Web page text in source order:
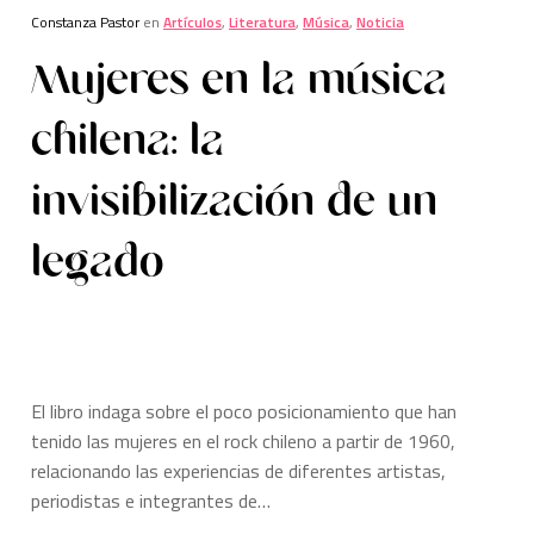
Constanza Pastor en Artículos, Literatura, Música, Noticia
Mujeres en la música
chilena: la
invisibilización de un
legado
El libro indaga sobre el poco posicionamiento que han
tenido las mujeres en el rock chileno a partir de 1960,
relacionando las experiencias de diferentes artistas,
periodistas e integrantes de…